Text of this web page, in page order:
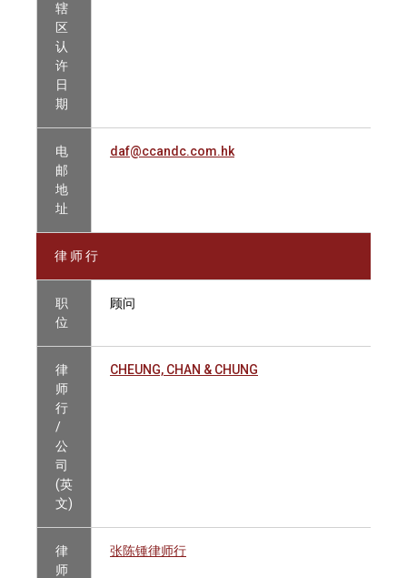
辖
区
认
许
日
期
电
邮
地
址
daf@ccandc.com.hk
律 师 行
职
位
顾问
律
师
行
/
公
司
(英
文)
CHEUNG, CHAN & CHUNG
律
师
张陈锺律师行